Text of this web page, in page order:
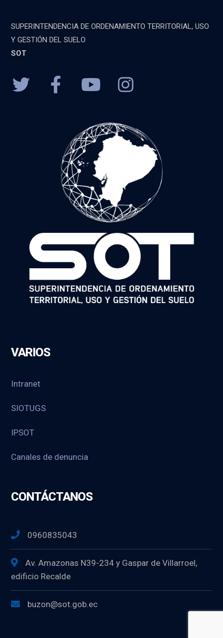
SUPERINTENDENCIA DE ORDENAMIENTO TERRITORIAL, USO
Y GESTIÓN DEL SUELO
SOT
VARIOS
Intranet
SIOTUGS
IPSOT
Canales de denuncia
CONTÁCTANOS
0960835043
Av. Amazonas N39-234 y Gaspar de Villarroel,
edificio Recalde
buzon@sot.gob.ec